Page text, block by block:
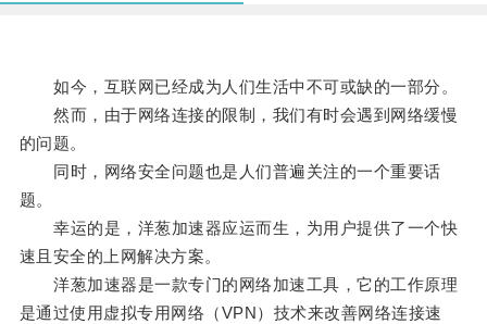
如今，互联网已经成为人们生活中不可或缺的一部分。
然而，由于网络连接的限制，我们有时会遇到网络缓慢
的问题。
同时，网络安全问题也是人们普遍关注的一个重要话
题。
幸运的是，洋葱加速器应运而生，为用户提供了一个快
速且安全的上网解决方案。
洋葱加速器是一款专门的网络加速工具，它的工作原理
是通过使用虚拟专用网络（VPN）技术来改善网络连接速